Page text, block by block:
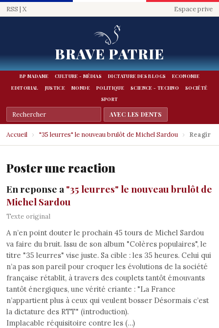
RSS | X Espace prive
BRAVE PATRIE
BP MADAME CULTURE - MÉDIAS DICTATURE DES BLOGS
ECONOMIE
EDITORIAL
JUSTICE MONDE POLITIQUE SCIENCE - TECHNO
SOCIÉTÉ
SPORT
Accueil › "35 leurres" le nouveau brulôt de Michel Sardou › Reagir
Poster une reaction
En reponse a "35 leurres" le nouveau brulôt de
Michel Sardou
Texte original
A n’en point douter le prochain 45 tours de Michel Sardou
va faire du bruit. Issu de son album "Colères populaires", le
titre "35 leurres" vise juste. Sa cible : les 35 heures. Celui qui
n’a pas son pareil pour croquer les évolutions de la société
française rétablit, à travers des couplets tantôt émouvants
tantôt énergiques, une vérité criante : "La France
n’appartient plus à ceux qui veulent bosser Désormais c’est
la dictature des RTT" (introduction).
Implacable réquisitoire contre les (…)